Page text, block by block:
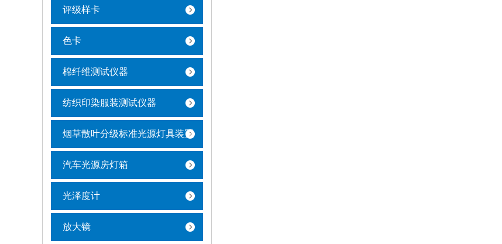
评级样卡
色卡
棉纤维测试仪器
纺织印染服装测试仪器
烟草散叶分级标准光源灯具装置
汽车光源房灯箱
光泽度计
放大镜